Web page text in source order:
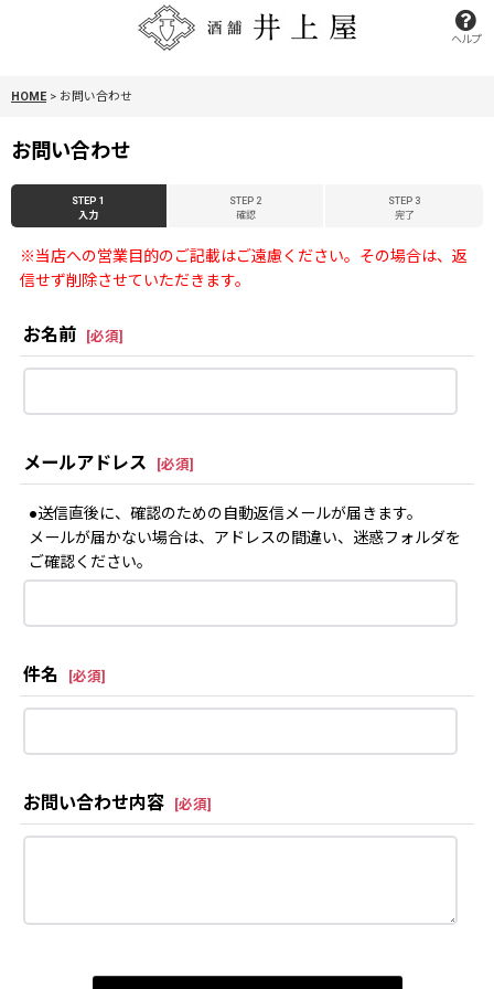
ヘルプ
HOME > お問い合わせ
お問い合わせ
STEP 1
入力
STEP 2
確認
STEP 3
完了
※当店への営業目的のご記載はご遠慮ください。その場合は、返
信せず削除させていただきます。
お名前 [必須]
メールアドレス [必須]
●送信直後に、確認のための自動返信メールが届きます。
メールが届かない場合は、アドレスの間違い、迷惑フォルダを
ご確認ください。
件名 [必須]
お問い合わせ内容 [必須]